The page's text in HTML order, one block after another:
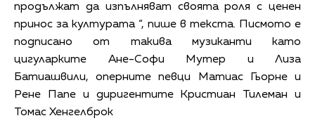
продължат да изпълняват своята роля с ценен
принос за културата “, пише в текста. Писмото е
подписано от такива музиканти като
цигуларките Ане-Софи Мутер и Лиза
Батиашвили, оперните певци Матиас Гьорне и
Рене Папе и диригентите Кристиан Тилеман и
Томас Хенгелброк